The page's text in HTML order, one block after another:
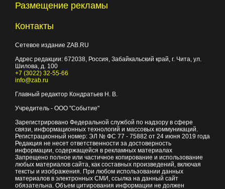
Размещение рекламы
Контакты
Сетевое издание ZAB.RU
Адрес редакции: 672038, Россия, Забайкальский край, г. Чита, ул.
Шилова, д. 100
+7 (3022) 32-55-66
info@zab.ru
Главный редактор Кондратьев Н. В.
Учредитель - ООО "Событие"
Зарегистрировано Федеральной службой по надзору в сфере
связи, информационных технологий и массовых коммуникаций.
Регистрационный номер: ЭЛ № ФС 77 - 75882 от 24 июня 2019 года
Редакция не несет ответственности за достоверность
информации, содержащейся в рекламных материалах
Запрещено полное или частичное копирование и использование
любых материалов сайта, как составных произведений, включая
тексты и изображения. При любом использовании данных
материалов в электронных СМИ, ссылка на данный сайт
обязательна. Объем цитирования информации не должен